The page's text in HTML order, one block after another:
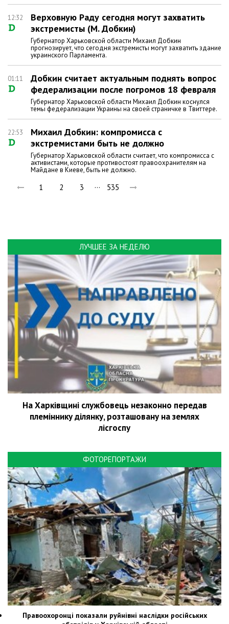
12:32
Верховную Раду сегодня могут захватить
экстремисты (М. Добкин)
Губернатор Харьковской области Михаил Добкин
прогнозирует, что сегодня экстремисты могут захватить здание
украинского Парламента.
01:11
Добкин считает актуальным поднять вопрос
федерализации после погромов 18 февраля
Губернатор Харьковской области Михаил Добкин коснулся
темы федерализации Украины на своей страничке в Твиттере.
22:53
Михаил Добкин: компромисса с
экстремистами быть не должно
Губернатор Харьковской области считает, что компромисса с
активистами, которые противостоят правоохранителям на
Майдане в Киеве, быть не должно.
1 2 3 … 535
ЛУЧШЕЕ ЗА НЕДЕЛЮ
На Харківщині службовець незаконно передав
племіннику ділянку, розташовану на землях
лісгоспу
ФОТОРЕПОРТАЖИ
Правоохоронці показали руйнівні наслідки російських